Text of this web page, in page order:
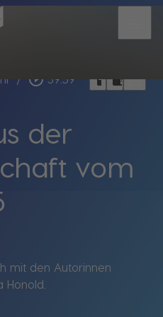
/ play_circle_outline 59:59 headphoneschrome_reader_modebookmark_border
der
vom
mit den Autorinnen
Honold.